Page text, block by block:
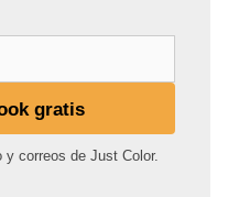
gratis
correos de Just Color.